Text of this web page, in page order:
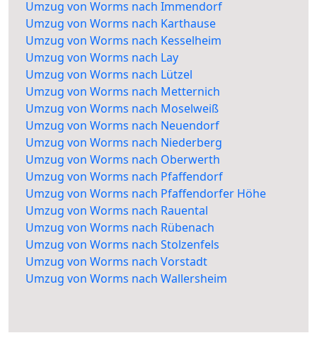
Umzug von Worms nach Immendorf
Umzug von Worms nach Karthause
Umzug von Worms nach Kesselheim
Umzug von Worms nach Lay
Umzug von Worms nach Lützel
Umzug von Worms nach Metternich
Umzug von Worms nach Moselweiß
Umzug von Worms nach Neuendorf
Umzug von Worms nach Niederberg
Umzug von Worms nach Oberwerth
Umzug von Worms nach Pfaffendorf
Umzug von Worms nach Pfaffendorfer Höhe
Umzug von Worms nach Rauental
Umzug von Worms nach Rübenach
Umzug von Worms nach Stolzenfels
Umzug von Worms nach Vorstadt
Umzug von Worms nach Wallersheim